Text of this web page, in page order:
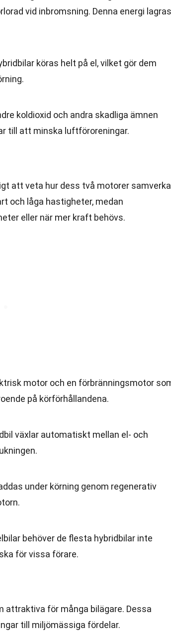
vid inbromsning. Denna energi
köras helt på el, vilket gör dem
koldioxid och andra skadliga ämnen
till att minska luftföroreningar.
att veta hur dess två motorer
och låga hastigheter, medan
eller när mer kraft behövs.
motor och en förbränningsmotor
på körförhållandena.
växlar automatiskt mellan el- och
under körning genom regenerativ
behöver de flesta hybridbilar inte
för vissa förare.
attraktiva för många bilägare. Dessa
till miljömässiga fördelar.